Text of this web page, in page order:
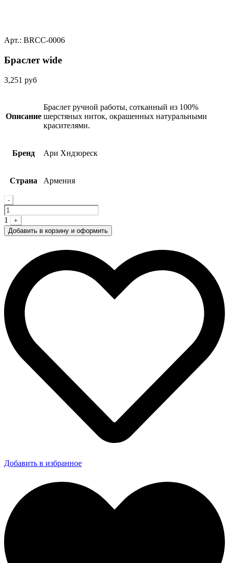
Арт.: BRCC-0006
Браслет wide
3,251 руб
Описание
Браслет ручной работы, сотканный из 100%
шерстяных ниток, окрашенных натуральными
красителями.
Бренд Ари Хндзореск
Страна Армения
Quantity
-
1
+
Добавить в корзину и оформить
Добавить в избранное